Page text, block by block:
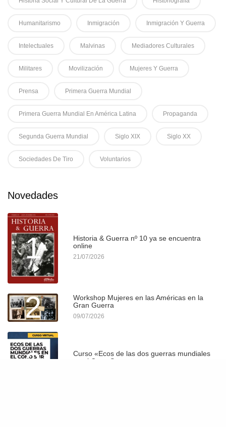
Humanitarismo Inmigración Inmigración Y Guerra
Intelectuales Malvinas Mediadores Culturales
Militares Movilización Mujeres Y Guerra
Prensa Primera Guerra Mundial
Primera Guerra Mundial En América Latina Propaganda
Segunda Guerra Mundial Siglo XIX Siglo XX
Sociedades De Tiro Voluntarios
Novedades
1
Historia & Guerra nº 10 ya se encuentra
online
21/07/2026
2
Workshop Mujeres en las Américas en la
Gran Guerra
09/07/2026
3
Curso «Ecos de las dos guerras mundiales
en el Cono Sur»